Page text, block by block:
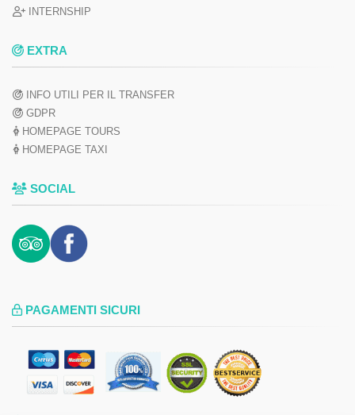
INTERNSHIP
EXTRA
INFO UTILI PER IL TRANSFER
GDPR
HOMEPAGE TOURS
HOMEPAGE TAXI
SOCIAL
PAGAMENTI SICURI